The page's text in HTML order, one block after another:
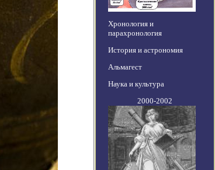
Хронология и
парахронология
История и астрономия
Альмагест
Наука и культура
2000-2002